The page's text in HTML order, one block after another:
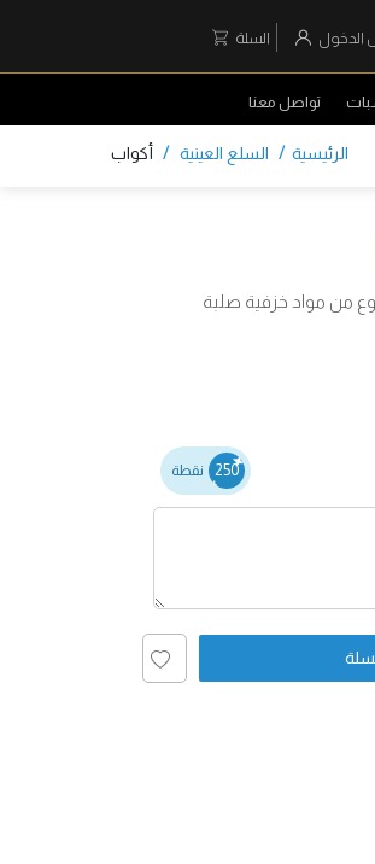
الدخول السلة
تواصل معنا
الرئيسية / السلع العينية / أكواب
من مواد خزفية صلبة
250 نقطة